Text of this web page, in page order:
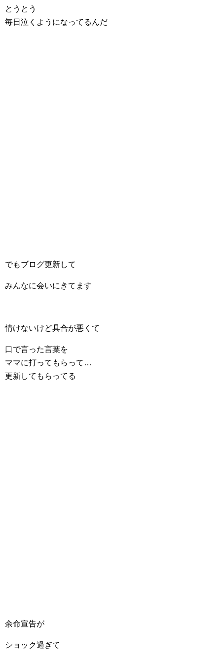
とうとう
毎日泣くようになってるんだ
でもブログ更新して
みんなに会いにきてます
情けないけど具合が悪くて
口で言った言葉を
ママに打ってもらって…
更新してもらってる
余命宣告が
ショック過ぎて